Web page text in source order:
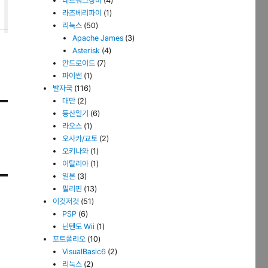
라즈베리파이 (1)
리눅스 (50)
Apache James(3)
Asterisk(4)
안드로이드 (7)
파이썬 (1)
발자국 (116)
대만 (2)
등산일기 (6)
라오스 (1)
오사카/교토 (2)
오키나와 (1)
이탈리아 (1)
일본 (3)
필리핀 (13)
이것저것 (51)
PSP (6)
닌텐도 Wii (1)
포트폴리오 (10)
VisualBasic6 (2)
리눅스 (2)